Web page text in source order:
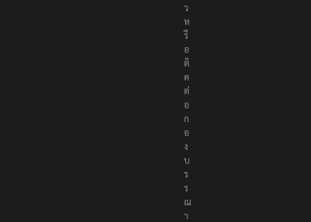
ว
ห
รื
อ
ติ
ด
ต่
อ
ก
อ
ง
บ
ร
ร
ณ
า